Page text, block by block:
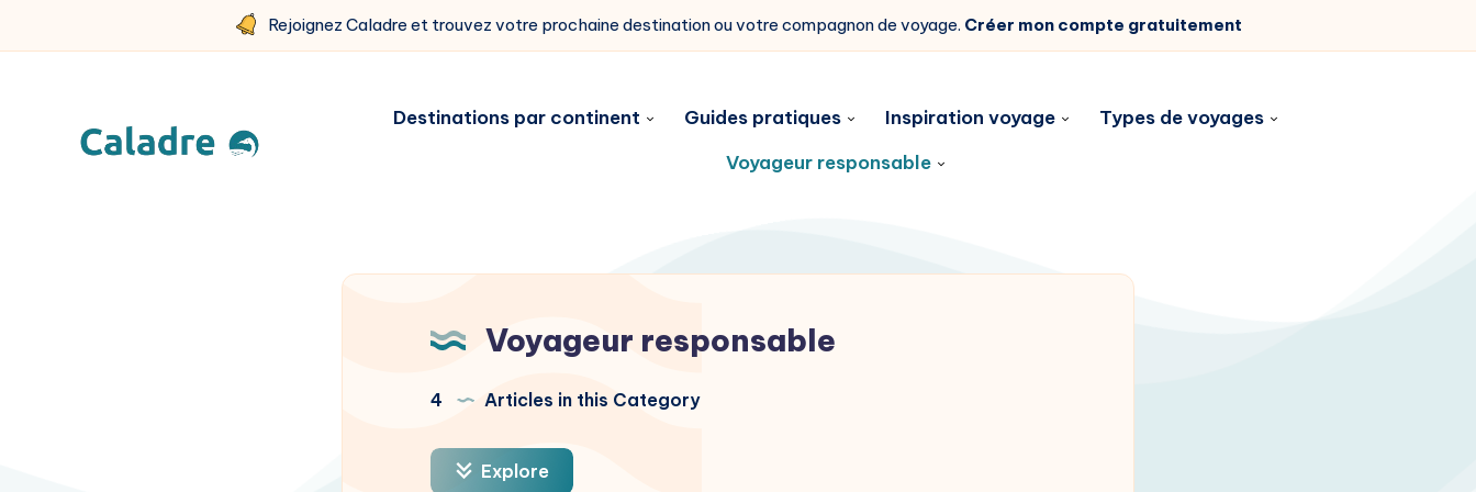
Rejoignez Caladre et trouvez votre prochaine destination ou votre compagnon de voyage. Créer mon compte gratuitement
Destinations par continent Guides pratiques Inspiration voyage
Types de voyages
Voyageur responsable
Voyageur responsable
4 Articles in this Category
Explore